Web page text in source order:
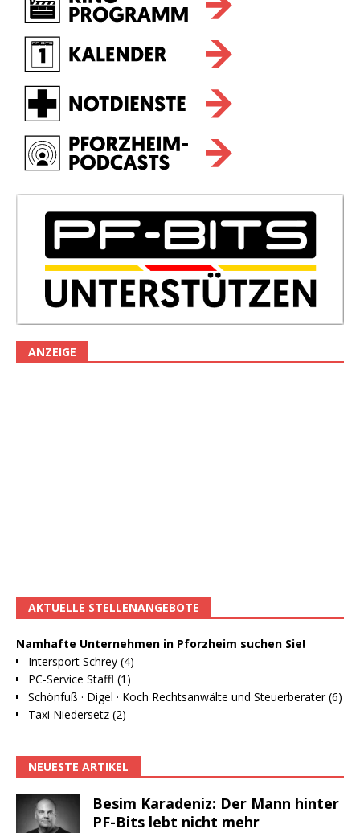
ANZEIGE
AKTUELLE STELLENANGEBOTE
Namhafte Unternehmen in Pforzheim suchen Sie!
Intersport Schrey (4)
PC-Service Staffl (1)
Schönfuß · Digel · Koch Rechtsanwälte und Steuerberater (6)
Taxi Niedersetz (2)
NEUESTE ARTIKEL
Besim Karadeniz: Der Mann hinter
PF-Bits lebt nicht mehr